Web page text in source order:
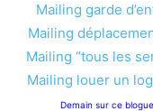
Mailing garde
Mailing
Mailing “tous les
Mailing louer un
Demain sur ce